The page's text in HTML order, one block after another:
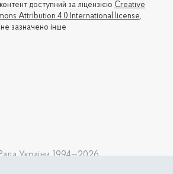
доступний за ліцензією Creative
Attribution 4.0 International license,
зазначено інше
України 1994—2026